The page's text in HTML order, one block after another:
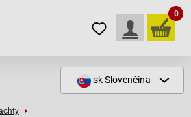
0
skSlovenčina